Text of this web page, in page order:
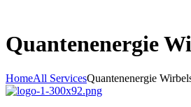
Quantenenergie
HomeAll ServicesQuantenenergie